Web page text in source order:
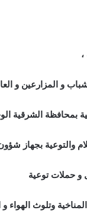
و المزارعين و
الشرقية
والتوعية بجهاز شؤون
وتلوث الهواء و